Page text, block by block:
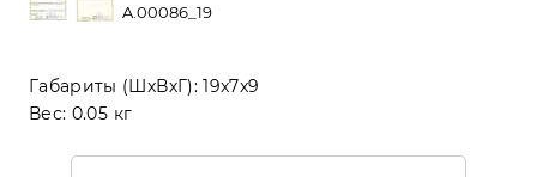
A.00086_19
Габариты (ШхВхГ):19x7x9
Вес: 0.05 кг